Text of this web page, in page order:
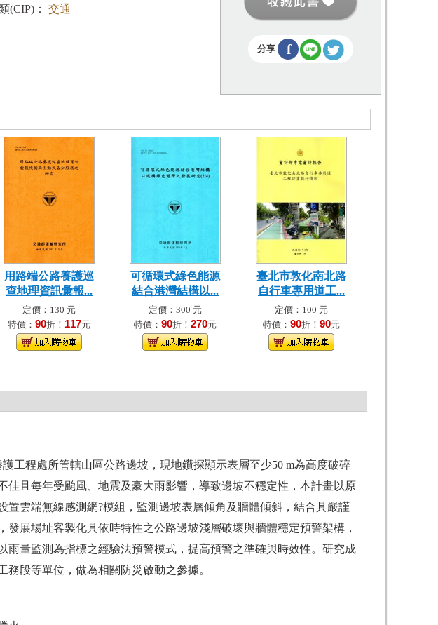
(CIP)：
交通
分享 f
用路端公路養護巡
查地理資訊彙報...
定價：130 元
特價： 90折！ 117元
可循環式綠色能源
結合港灣結構以...
定價：300 元
特價： 90折！ 270元
臺北市敦化南北路
自行車專用道工...
定價：100 元
特價： 90折！ 90元
工程處所管轄山區公路邊坡，現地鑽探顯示表層至少50 m為高度破碎
佳且每年受颱風、地震及豪大雨影響，導致邊坡不穩定性，本計畫以原
置雲端無線感測網?模組，監測邊坡表層傾角及牆體傾斜，結合具嚴謹
展場址客製化具依時特性之公路邊坡淺層破壞與牆體穩定預警架構，
雨量監測為指標之經驗法預警模式，提高預警之準確與時效性。研究成
段等單位，做為相關防災啟動之參據。